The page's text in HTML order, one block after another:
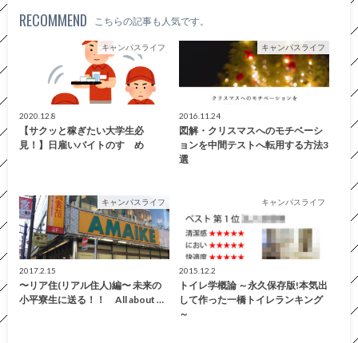
RECOMMEND こちらの記事も人気です。
キャンパスライフ
2020.12.8
【サクッと稼ぎたい大学生必
見！】日雇いバイトのすゝめ
キャンパスライフ
2016.11.24
図解・クリスマスへのモチベーシ
ョンを中間テストへ転用する方法3
選
キャンパスライフ
2017.2.15
〜リア住(リアル住人)編〜 未来の
小平寮生に送る！！ All about …
キャンパスライフ
2015.12.2
トイレ学概論 ～永久保存版!本気出
して作った一橋トイレランキング
～